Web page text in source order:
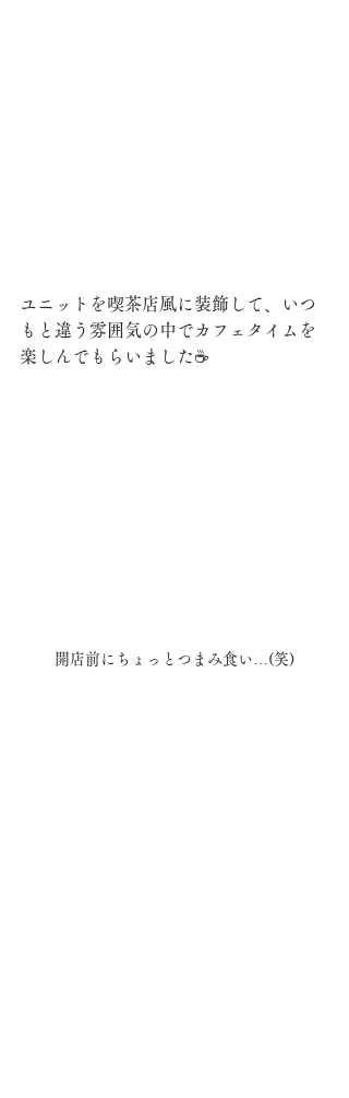
ユニットを喫茶店風に装飾して、いつ
もと違う雰囲気の中でカフェタイムを
楽しんでもらいました☕
開店前にちょっとつまみ食い…(笑)